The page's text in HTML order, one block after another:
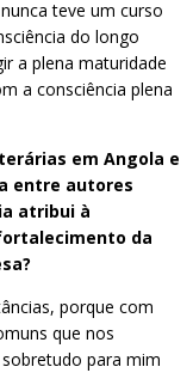
teve um curso
do longo
a plena maturidade
a consciência plena
em Angola e
entre autores
atribui à
da
porque com
que nos
para mim